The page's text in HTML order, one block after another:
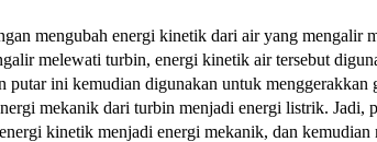
mengubah energi kinetik dari air yang mengalir
melewati turbin, energi kinetik air tersebut
putar ini kemudian digunakan untuk menggerakkan
mekanik dari turbin menjadi energi listrik. Jadi,
kinetik menjadi energi mekanik, dan kemudian